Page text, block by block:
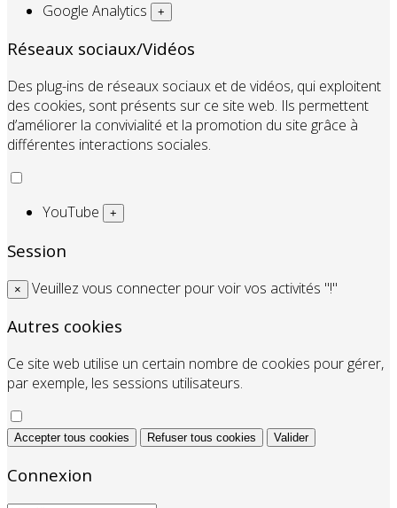
Google Analytics +
Réseaux sociaux/Vidéos
Des plug-ins de réseaux sociaux et de vidéos, qui exploitent
des cookies, sont présents sur ce site web. Ils permettent
d’améliorer la convivialité et la promotion du site grâce à
différentes interactions sociales.
YouTube +
Session
× Veuillez vous connecter pour voir vos activités "!"
Autres cookies
Ce site web utilise un certain nombre de cookies pour gérer,
par exemple, les sessions utilisateurs.
Accepter tous cookies Refuser tous cookies Valider
Connexion